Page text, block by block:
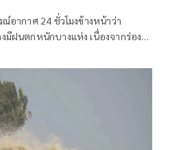
อากาศ 24 ชั่วโมงข้างหน้าว่า
ฝนตกหนักบางแห่ง เนื่องจากร่อง